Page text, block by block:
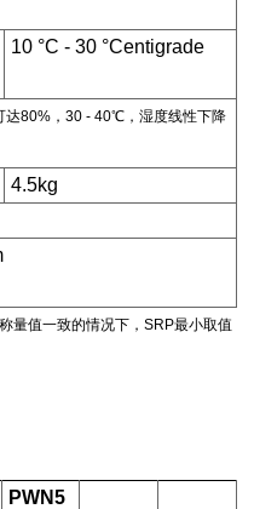
10 °C - 30 °Centigrade
80%，30 - 40℃，湿度线性下降
4.5kg
量值一致的情况下，SRP最小取值
PWN5